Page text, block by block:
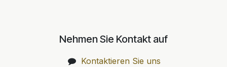
Nehmen Sie Kontakt auf
Kontaktieren Sie uns